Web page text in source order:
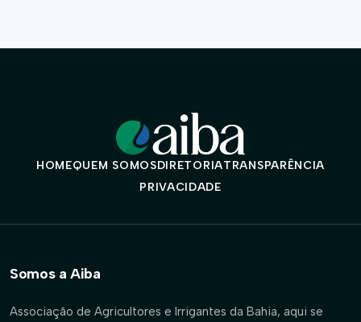
HOMEQUEM SOMOSDIRETORIATRANSPARÊNCIA
PRIVACIDADE
Somos a Aiba
Associação de Agricultores e Irrigantes da Bahia, aqui se